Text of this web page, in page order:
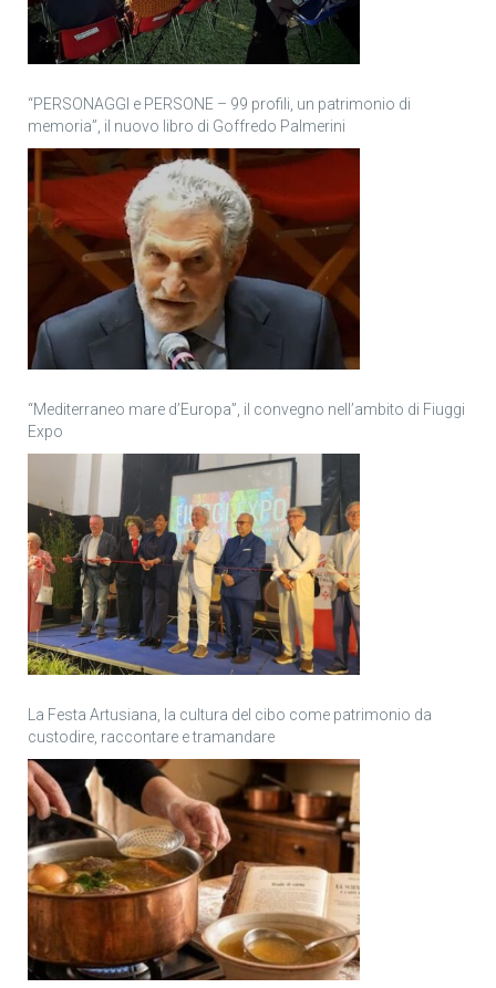
“PERSONAGGI e PERSONE – 99 profili, un patrimonio di
memoria”, il nuovo libro di Goffredo Palmerini
“Mediterraneo mare d’Europa”, il convegno nell’ambito di Fiuggi
Expo
La Festa Artusiana, la cultura del cibo come patrimonio da
custodire, raccontare e tramandare